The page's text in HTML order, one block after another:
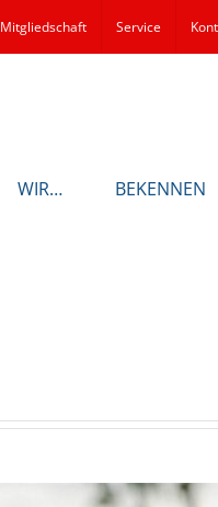
Mitgliedschaft Service
WIR… BEKENNEN